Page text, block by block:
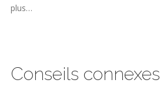
plus…
Conseils connexes